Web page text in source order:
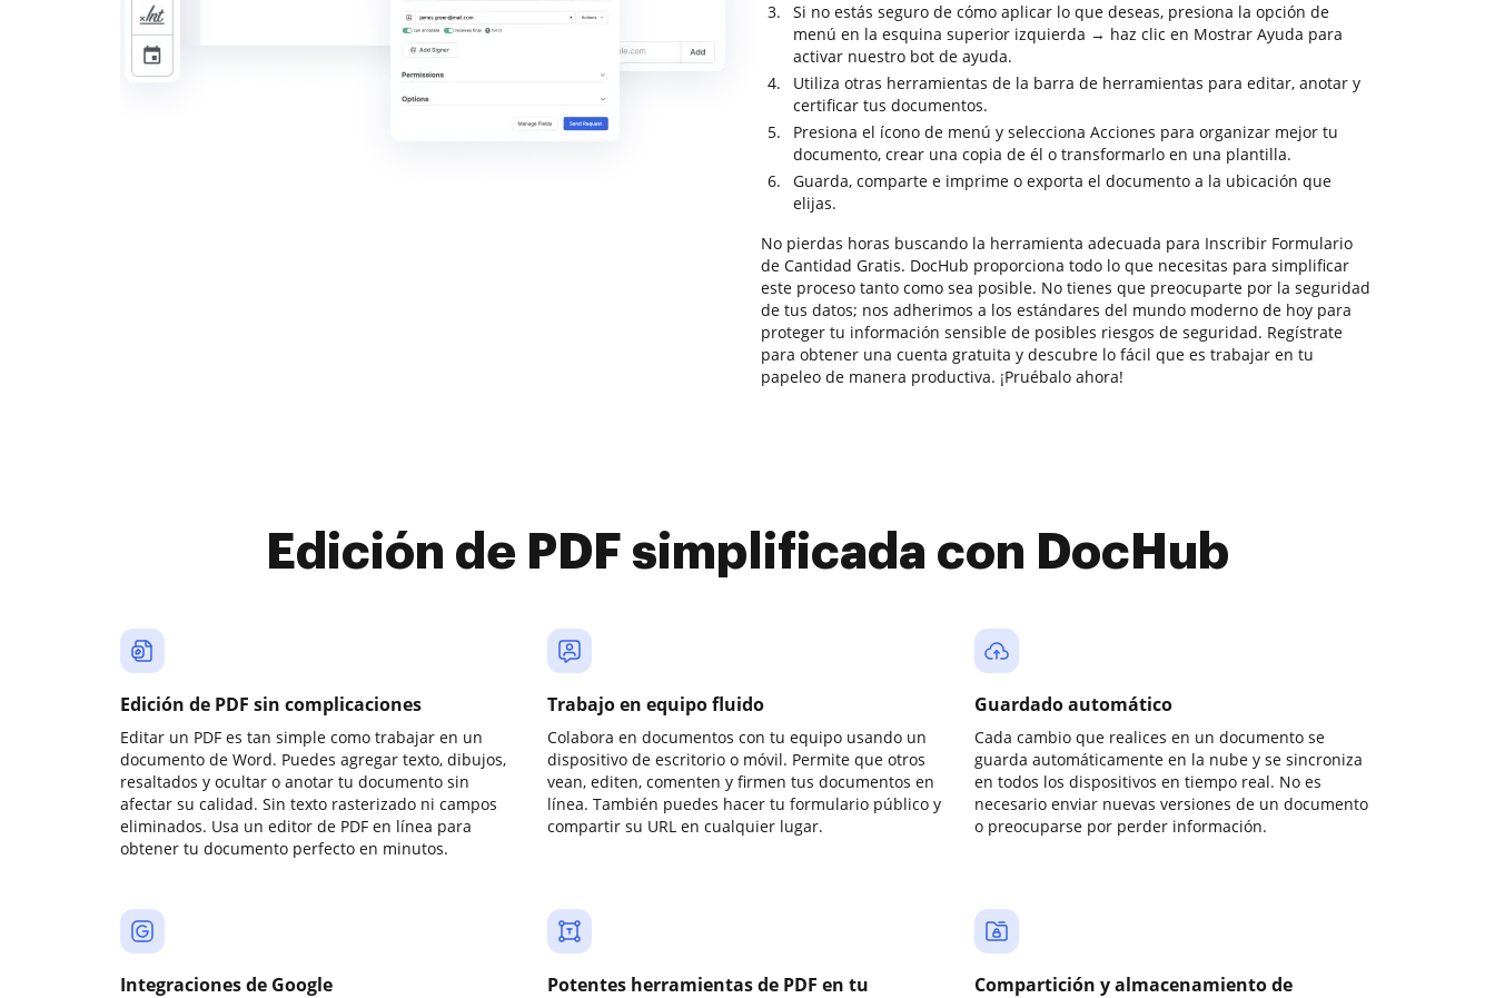
Si no estás seguro de cómo aplicar lo que deseas, presiona la opción de
menú en la esquina superior izquierda → haz clic en Mostrar Ayuda para
activar nuestro bot de ayuda.
Utiliza otras herramientas de la barra de herramientas para editar, anotar y
certificar tus documentos.
Presiona el ícono de menú y selecciona Acciones para organizar mejor tu
documento, crear una copia de él o transformarlo en una plantilla.
Guarda, comparte e imprime o exporta el documento a la ubicación que
elijas.
No pierdas horas buscando la herramienta adecuada para Inscribir Formulario
de Cantidad Gratis. DocHub proporciona todo lo que necesitas para simplificar
este proceso tanto como sea posible. No tienes que preocuparte por la seguridad
de tus datos; nos adherimos a los estándares del mundo moderno de hoy para
proteger tu información sensible de posibles riesgos de seguridad. Regístrate
para obtener una cuenta gratuita y descubre lo fácil que es trabajar en tu
papeleo de manera productiva. ¡Pruébalo ahora!
Edición de PDF simplificada con DocHub
Edición de PDF sin complicaciones
Editar un PDF es tan simple como trabajar en un
documento de Word. Puedes agregar texto, dibujos,
resaltados y ocultar o anotar tu documento sin
afectar su calidad. Sin texto rasterizado ni campos
eliminados. Usa un editor de PDF en línea para
obtener tu documento perfecto en minutos.
Trabajo en equipo fluido
Colabora en documentos con tu equipo usando un
dispositivo de escritorio o móvil. Permite que otros
vean, editen, comenten y firmen tus documentos en
línea. También puedes hacer tu formulario público y
compartir su URL en cualquier lugar.
Guardado automático
Cada cambio que realices en un documento se
guarda automáticamente en la nube y se sincroniza
en todos los dispositivos en tiempo real. No es
necesario enviar nuevas versiones de un documento
o preocuparse por perder información.
Integraciones de Google
Potentes herramientas de PDF en tu
Compartición y almacenamiento de